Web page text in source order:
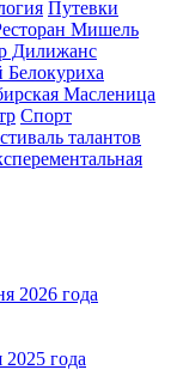
Путевки
Мишель
Дилижанс
Белокуриха
Масленица
Спорт
талантов
2026 года
года